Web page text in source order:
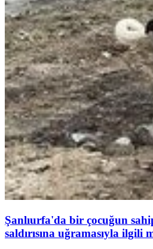
Şanlıurfa'da bir çocuğun
saldırısına uğramasıyla